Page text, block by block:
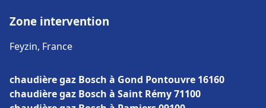
Zone intervention
Feyzin, France
chaudière gaz Bosch à Gond Pontouvre 16160
chaudière gaz Bosch à Saint Rémy 71100